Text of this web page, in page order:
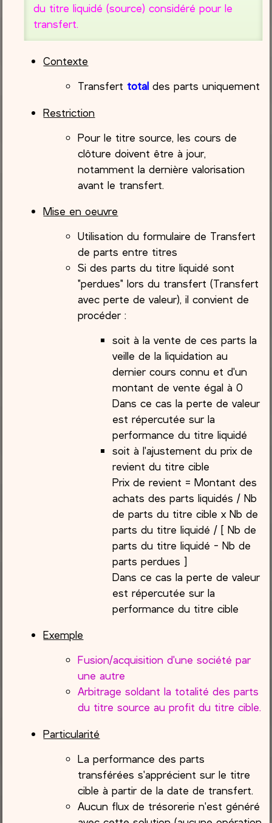
du titre liquidé (source) considéré pour le
transfert.
Contexte
Transfert total des parts uniquement
Restriction
Pour le titre source, les cours de
clôture doivent être à jour,
notamment la dernière valorisation
avant le transfert.
Mise en oeuvre
Utilisation du formulaire de Transfert
de parts entre titres
Si des parts du titre liquidé sont
"perdues" lors du transfert (Transfert
avec perte de valeur), il convient de
procéder :
soit à la vente de ces parts la
veille de la liquidation au
dernier cours connu et d'un
montant de vente égal à 0
Dans ce cas la perte de valeur
est répercutée sur la
performance du titre liquidé
soit à l'ajustement du prix de
revient du titre cible
Prix de revient = Montant des
achats des parts liquidés / Nb
de parts du titre cible x Nb de
parts du titre liquidé / [ Nb de
parts du titre liquidé - Nb de
parts perdues ]
Dans ce cas la perte de valeur
est répercutée sur la
performance du titre cible
Exemple
Fusion/acquisition d'une société par
une autre
Arbitrage soldant la totalité des parts
du titre source au profit du titre cible.
Particularité
La performance des parts
transférées s'apprécient sur le titre
cible à partir de la date de transfert.
Aucun flux de trésorerie n'est généré